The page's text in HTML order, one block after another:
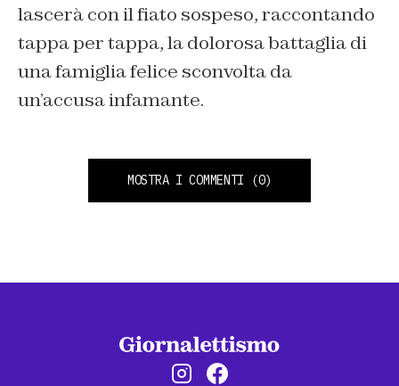
lascerà con il fiato sospeso, raccontando
tappa per tappa, la dolorosa battaglia di
una famiglia felice sconvolta da
un’accusa infamante.
MOSTRA I COMMENTI (0)